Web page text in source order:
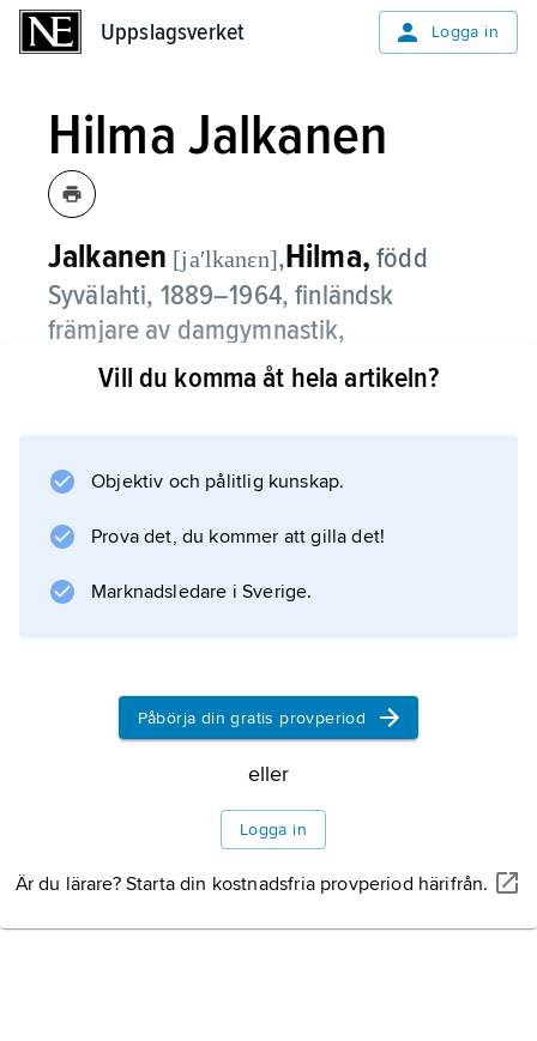
Uppslagsverket Logga in
Hilma Jalkanen
Jalkanen [jaʹlkanɛn],Hilma, född
Syvälahti, 1889–1964, finländsk
främjare av damgymnastik,
gymnastiklärare vid Helsingfors
uppvisningar i Finland och utrikes och var
damgymnastiktrupperna vid OS i Berlin 1936
och i Helsingfors 1952.
Information om artikeln
Vill du komma åt hela artikeln?
Objektiv och pålitlig kunskap.
Prova det, du kommer att gilla det!
Marknadsledare i Sverige.
Påbörja din gratis provperiod
eller
Logga in
Är du lärare? Starta din kostnadsfria provperiod härifrån.